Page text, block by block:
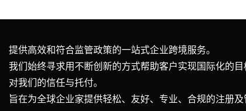
提供高效和符合监管政策的一站式企业跨境服务。
我们始终寻求用不断创新的方式帮助客户实现国际化的
对我们的信任与托付。
旨在为全球企业家提供轻松、友好、专业、合规的注册